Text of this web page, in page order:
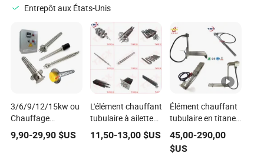
Entrepôt aux États-Unis
3/6/9/12/15kw ou
Chauffage
Industriel Électrique
Personnalisé
9,90-29,90 $US
L'élément chauffant
tubulaire à ailettes
électriques
personnalisé de la
11,50-13,00$US
Élément chauffant
tubulaire en titane
personnalisé
certifié CE pour
45,00-290,00
$US